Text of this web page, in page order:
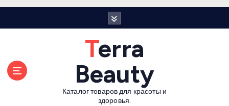
Terra
Beauty
Каталог товаров для красоты и
здоровья.